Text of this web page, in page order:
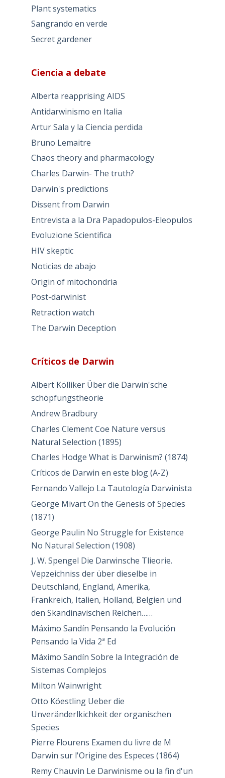
Plant systematics
Sangrando en verde
Secret gardener
Ciencia a debate
Alberta reapprising AIDS
Antidarwinismo en Italia
Artur Sala y la Ciencia perdida
Bruno Lemaitre
Chaos theory and pharmacology
Charles Darwin- The truth?
Darwin's predictions
Dissent from Darwin
Entrevista a la Dra Papadopulos-Eleopulos
Evoluzione Scientifica
HIV skeptic
Noticias de abajo
Origin of mitochondria
Post-darwinist
Retraction watch
The Darwin Deception
Críticos de Darwin
Albert Kölliker Über die Darwin'sche
schöpfungstheorie
Andrew Bradbury
Charles Clement Coe Nature versus
Natural Selection (1895)
Charles Hodge What is Darwinism? (1874)
Críticos de Darwin en este blog (A-Z)
Fernando Vallejo La Tautología Darwinista
George Mivart On the Genesis of Species
(1871)
George Paulin No Struggle for Existence
No Natural Selection (1908)
J. W. Spengel Die Darwinsche Tlieorie.
Vepzeichniss der über dieselbe in
Deutschland, England, Amerika,
Frankreich, Italien, Holland, Belgien und
den Skandinavischen Reichen……
Máximo Sandín Pensando la Evolución
Pensando la Vida 2ª Ed
Máximo Sandín Sobre la Integración de
Sistemas Complejos
Milton Wainwright
Otto Köestling Ueber die
Unveränderlkichkeit der organischen
Species
Pierre Flourens Examen du livre de M
Darwin sur l'Origine des Especes (1864)
Remy Chauvin Le Darwinisme ou la fin d'un